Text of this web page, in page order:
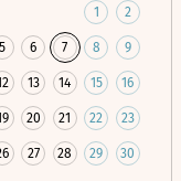
1 2
5 6 7 8 9
13 14 15 16
20 21 22 23
27 28 29 30